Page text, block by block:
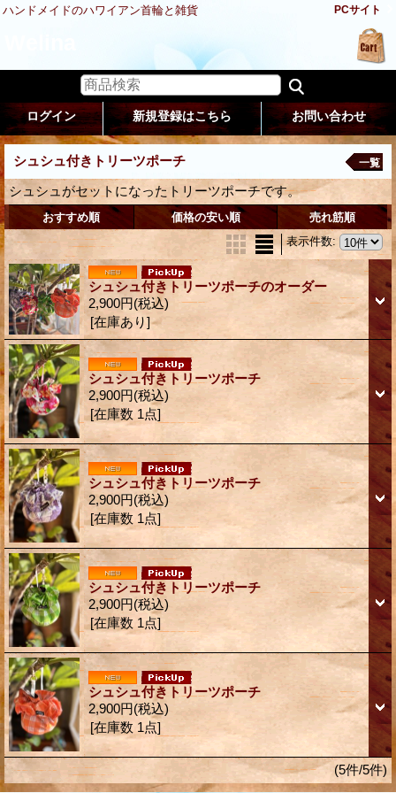
ハンドメイドのハワイアン首輪と雑貨 PCサイト
ログイン 新規登録はこちら お問い合わせ
シュシュ付きトリーツポーチ
シュシュがセットになったトリーツポーチです。
一覧
おすすめ順 価格の安い順
売れ筋順
表示件数:
シュシュ付きトリーツポーチのオーダー
2,900円(税込)
[在庫あり]
シュシュ付きトリーツポーチ
2,900円(税込)
[在庫数 1点]
シュシュ付きトリーツポーチ
2,900円(税込)
[在庫数 1点]
シュシュ付きトリーツポーチ
2,900円(税込)
[在庫数 1点]
シュシュ付きトリーツポーチ
2,900円(税込)
[在庫数 1点]
(5件/5件)